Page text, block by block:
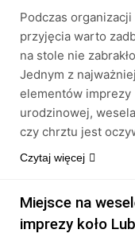
Podczas organizacji
przyjęcia warto
na stole nie
Jednym z
elementów imprezy
urodzinowej,
czy chrztu jest
Czytaj więcej
Miejsce na
imprezy koło